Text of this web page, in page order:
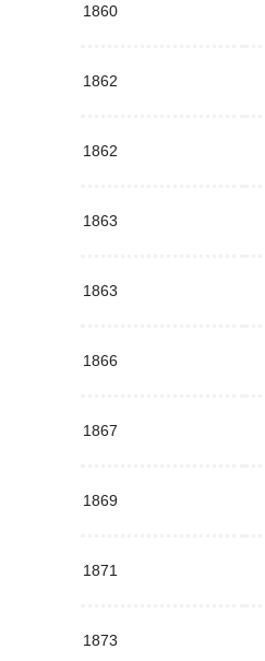
1860
1862
1862
1863
1863
1866
1867
1869
1871
1873